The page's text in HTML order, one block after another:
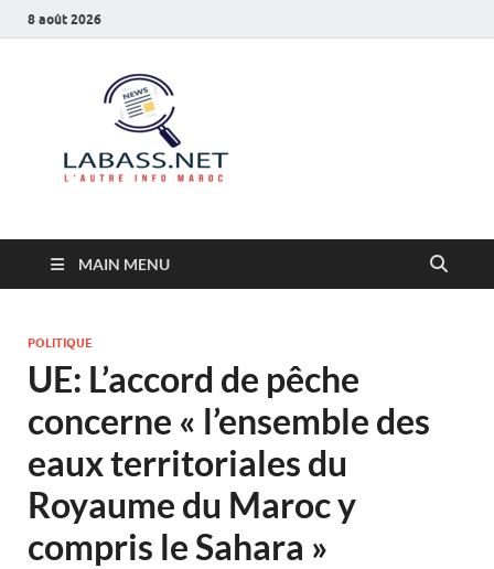
8 août 2026
MAIN MENU
POLITIQUE
UE: L’accord de pêche
concerne « l’ensemble des
eaux territoriales du
Royaume du Maroc y
compris le Sahara »